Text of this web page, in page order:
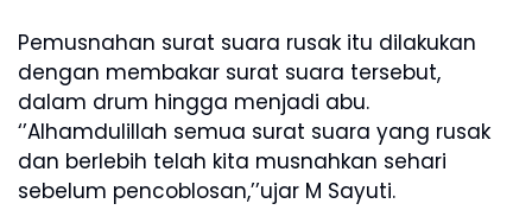
Pemusnahan surat suara rusak itu dilakukan
dengan membakar surat suara tersebut,
dalam drum hingga menjadi abu.
‘’Alhamdulillah semua surat suara yang rusak
dan berlebih telah kita musnahkan sehari
sebelum pencoblosan,’’ujar M Sayuti.